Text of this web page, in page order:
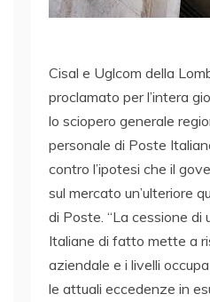
Cisal e Uglcom della
proclamato per l’intera
lo sciopero generale
personale di Poste
contro l’ipotesi che il
sul mercato un’ulteriore
di Poste. “La cessione di
Italiane di fatto mette a
aziendale e i livelli
le attuali eccedenze in